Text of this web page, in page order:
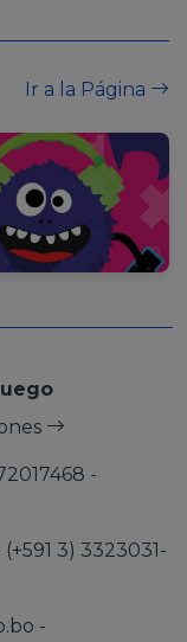
Ir a la Página
-
3) 3323031-
-